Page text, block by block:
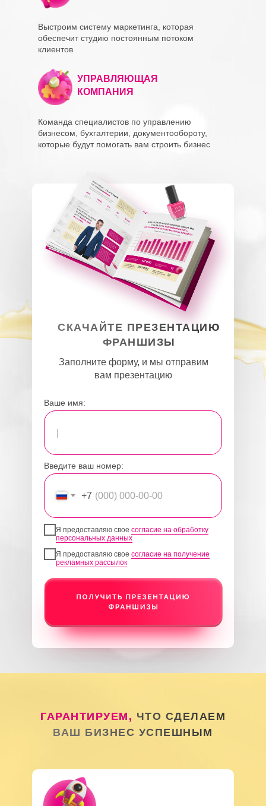
Выстроим систему маркетинга, которая
обеспечит студию постоянным потоком
клиентов
УПРАВЛЯЮЩАЯ
КОМПАНИЯ
Команда специалистов по управлению
бизнесом, бухгалтерии, документообороту,
которые будут помогать вам строить бизнес
Ваше имя:
Введите ваш номер:
+7
Я предоставляю свое согласие на обработку
персональных данных
Я предоставляю свое согласие на получение
рекламных рассылок
СКАЧАЙТЕ ПРЕЗЕНТАЦИЮ
ФРАНШИЗЫ
Заполните форму, и мы отправим
вам презентацию
ГАРАНТИРУЕМ, ЧТО СДЕЛАЕМ
ВАШ БИЗНЕС УСПЕШНЫМ